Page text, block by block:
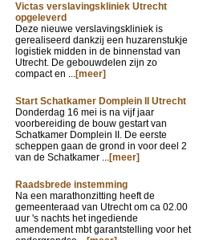
Victas verslavingskliniek Utrecht
opgeleverd
Deze nieuwe verslavingskliniek is
gerealiseerd dankzij een huzarenstukje
logistiek midden in de binnenstad van
Utrecht. De gebouwdelen zijn zo
compact en ...[meer]
Start Schatkamer Domplein II Utrecht
Donderdag 16 mei is na vijf jaar
voorbereiding de bouw gestart van
Schatkamer Domplein II. De eerste
scheppen gaan de grond in voor deel 2
van de Schatkamer ...[meer]
Raadsbrede instemming
Na een marathonzitting heeft de
gemeenteraad van Utrecht om ca 02.00
uur 's nachts het ingediende
amendement mbt garantstelling voor het